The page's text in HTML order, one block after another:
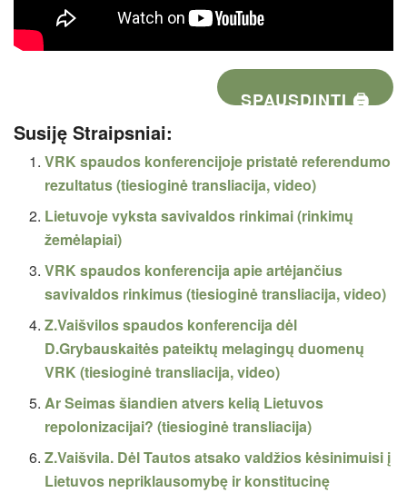
SPAUSDINTI 🖨
Susiję Straipsniai:
VRK spaudos konferencijoje pristatė referendumo
rezultatus (tiesioginė transliacija, video)
Lietuvoje vyksta savivaldos rinkimai (rinkimų
žemėlapiai)
VRK spaudos konferencija apie artėjančius
savivaldos rinkimus (tiesioginė transliacija, video)
Z.Vaišvilos spaudos konferencija dėl
D.Grybauskaitės pateiktų melagingų duomenų
VRK (tiesioginė transliacija, video)
Ar Seimas šiandien atvers kelią Lietuvos
repolonizacijai? (tiesioginė transliacija)
Z.Vaišvila. Dėl Tautos atsako valdžios kėsinimuisi į
Lietuvos nepriklausomybę ir konstitucinę